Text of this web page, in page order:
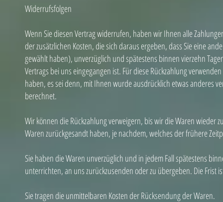
Widerrufsfolgen
Wenn Sie diesen Vertrag widerrufen, haben wir Ihnen alle
der zusätzlichen Kosten, die sich daraus ergeben, dass Sie eine
gewählt haben), unverzüglich und spätestens binnen vierzehn
Vertrags bei uns eingegangen ist. Für diese Rückzahlung
haben, es sei denn, mit Ihnen wurde ausdrücklich etwas anderes
berechnet.
Wir können die Rückzahlung verweigern, bis wir die Waren wieder
Waren zurückgesandt haben, je nachdem, welches der frühere
Sie haben die Waren unverzüglich und in jedem Fall spätestens
unterrichten, an uns zurückzusenden oder zu übergeben. Die Frist
Sie tragen die unmittelbaren Kosten der Rücksendung der Waren.